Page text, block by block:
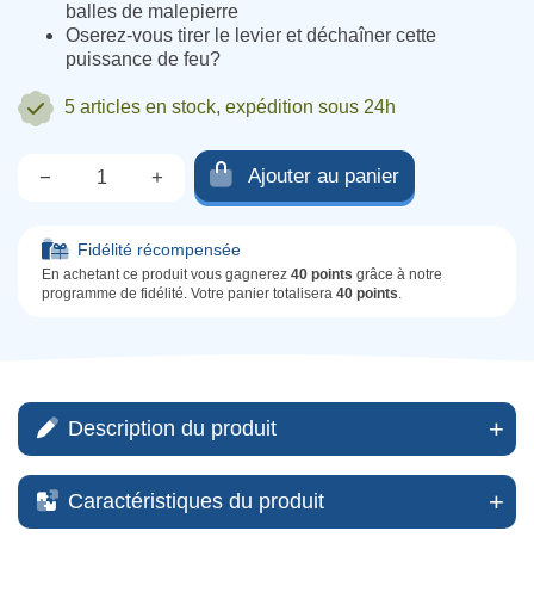
balles de malepierre
Oserez-vous tirer le levier et déchaîner cette
puissance de feu?
5 articles en stock, expédition sous 24h
− + Ajouter au panier
Fidélité récompensée
En achetant ce produit vous gagnerez 40 points grâce à notre
programme de fidélité. Votre panier totalisera 40 points.
Description du produit
Caractéristiques du produit